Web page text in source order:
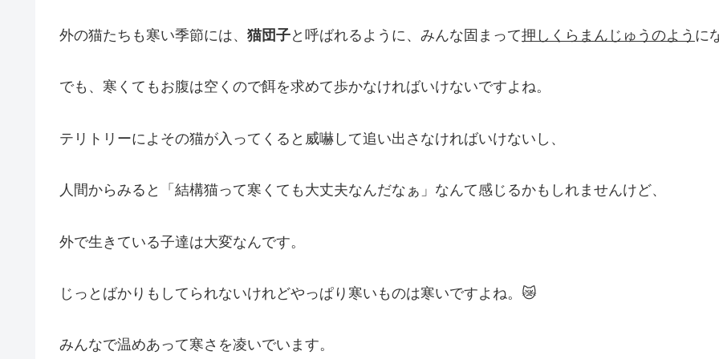
外の猫たちも寒い季節には、 猫団子と呼ばれるように、みんな固まって押しくらまんじゅうのよう に
でも、寒くてもお腹は空くので餌を求めて歩かなければいけないですよね。
テリトリーによその猫が入ってくると威嚇して追い出さなければいけないし、
人間からみると「結構猫って寒くても大丈夫なんだなぁ」なんて感じるかもしれませんけど、
外で生きている子達は大変なんです。
じっとばかりもしてられないけれどやっぱり寒いものは寒いですよね。😿
みんなで温めあって寒さを凌いでいます。